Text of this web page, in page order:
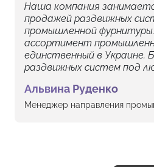
Наша компания
продажей раздвижных
промышленной
ассортимент
единственный в Украине.
раздвижных систем под
Альвина Руденко
Менеджер направления